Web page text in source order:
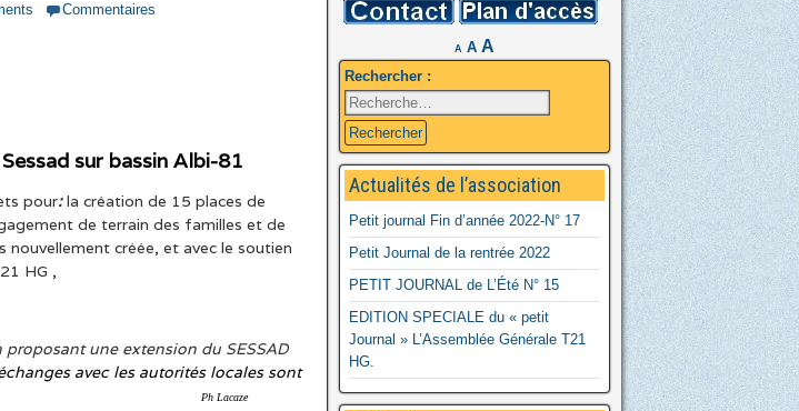
Commentaires
sur bassin Albi-81
pour: la création de 15 places de
de terrain des familles et de
nouvellement créée, et avec le soutien
HG ,
une extension du SESSAD
avec les autorités locales sont
numéro !Ph Lacaze
A A A
Rechercher :
Actualités de l’association
Petit journal Fin d’année 2022-N° 17
Petit Journal de la rentrée 2022
PETIT JOURNAL de L’Été N° 15
EDITION SPECIALE du « petit
Journal » L’Assemblée Générale T21
HG.